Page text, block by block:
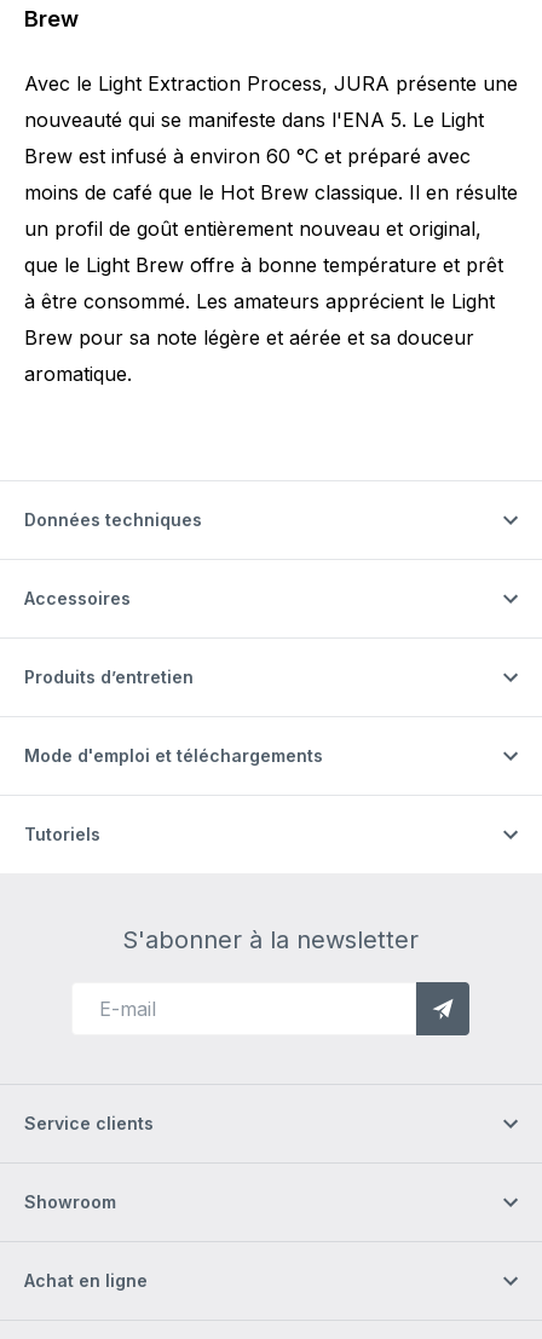
Brew
Avec le Light Extraction Process, JURA présente une
nouveauté qui se manifeste dans l'ENA 5. Le Light
Brew est infusé à environ 60 °C et préparé avec
moins de café que le Hot Brew classique. Il en résulte
un profil de goût entièrement nouveau et original,
que le Light Brew offre à bonne température et prêt
à être consommé. Les amateurs apprécient le Light
Brew pour sa note légère et aérée et sa douceur
aromatique.
Données techniques
Accessoires
Produits d’entretien
Mode d'emploi et téléchargements
Tutoriels
S'abonner à la newsletter
Service clients
Showroom
Achat en ligne